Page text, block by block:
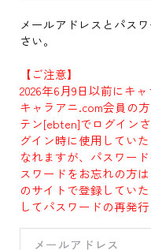
メールアドレスとパス
さい。
【ご注意】
2026年6月9日以前にキ
キャラアニ.com会員の
テン[ebten]でログイン
グイン時に使用してい
なれますが、パスワー
スワードをお忘れの方
のサイトで登録してい
してパスワードの再発